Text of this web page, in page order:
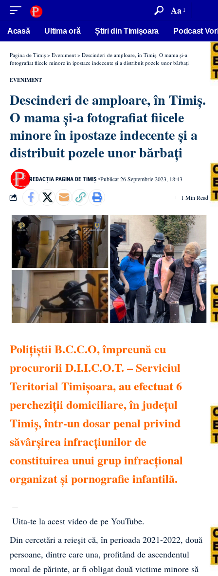
conținut Aa
Acasă Ultima oră Știri din Timișoara Podcast
Pagina de Timiș > Eveniment > Descinderi de amploare, în Timiș. O mama și-a
fotografiat fiicele minore în ipostaze indecente și a distribuit pozele unor bărbați
EVENIMENT
Descinderi de amploare, în Timiș.
O mama și-a fotografiat fiicele
minore în ipostaze indecente și a
distribuit pozele unor bărbați
REDACȚIA PAGINA DE TIMIȘ Publicat 26 Septembrie 2023, 18:43
1 Min Read
Polițiștii B.C.C.O, împreună cu
procurorii D.I.I.C.O.T. – Serviciul
Teritorial Timișoara, au efectuat 6
percheziții domiciliare, în județul
Timiș, într-un dosar penal privind
săvârșirea infracțiunilor de
constituirea unui grup infracțional
organizat și pornografie infantilă.
Uita-te la acest video de pe YouTube.
Din cercetări a reieșit că, în perioada 2021-2022, două
persoane, dintre care una, profitând de ascendentul
moral de părinte, ar fi obligat două victime minore să